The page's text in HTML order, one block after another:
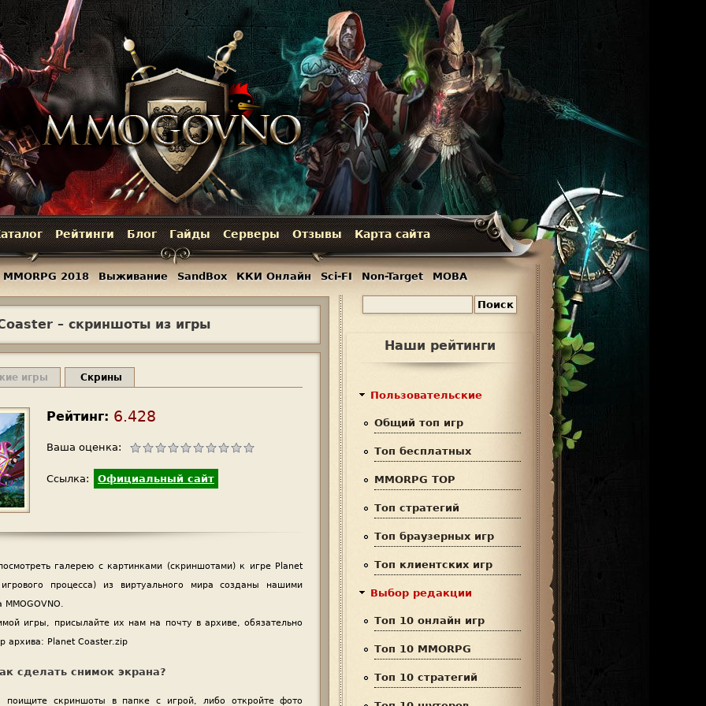
Jump to navigation
– скриншоты из игры
игры Скрины
Рейтинг: 6.428
Ваша оценка:
Ссылка: Официальный сайт
галерею с картинками (скриншотами) к игре Planet
процесса) из виртуального мира созданы нашими
игры, присылайте их нам на почту в архиве, обязательно
архива: Planet Coaster.zip
сделать снимок экрана?
поищите скриншоты в папке с игрой, либо откройте фото
Рейтинги Блог Гайды Серверы Отзывы Карта сайта
MMORPG 2018 Выживание SandBox ККИ Онлайн Sci-FI Non-Target MOBA
Наши рейтинги
Пользовательские
Общий топ игр
Топ бесплатных
MMORPG TOP
Топ стратегий
Топ браузерных игр
Топ клиентских игр
Выбор редакции
Топ 10 онлайн игр
Топ 10 MMORPG
Топ 10 стратегий